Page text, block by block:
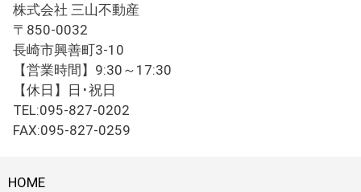
株式会社 三山不動産
〒850-0032
長崎市興善町3-10
【営業時間】9:30～17:30
【休日】日･祝日
TEL:095-827-0202
FAX:095-827-0259
HOME